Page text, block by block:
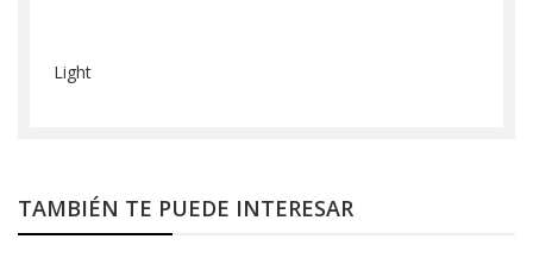
Light
TAMBIÉN TE PUEDE INTERESAR